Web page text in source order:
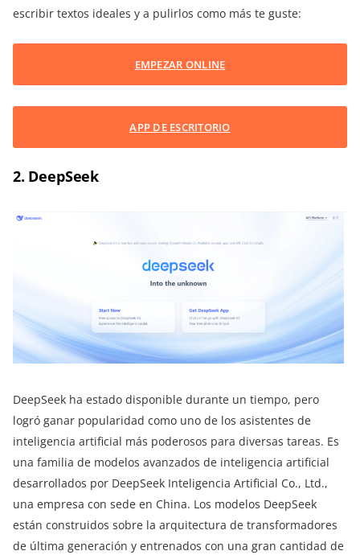
escribir textos ideales y a pulirlos como más te guste:
EMPEZAR ONLINE
APP DE ESCRITORIO
2. DeepSeek
DeepSeek ha estado disponible durante un tiempo, pero
logró ganar popularidad como uno de los asistentes de
inteligencia artificial más poderosos para diversas tareas. Es
una familia de modelos avanzados de inteligencia artificial
desarrollados por DeepSeek Inteligencia Artificial Co., Ltd.,
una empresa con sede en China. Los modelos DeepSeek
están construidos sobre la arquitectura de transformadores
de última generación y entrenados con una gran cantidad de